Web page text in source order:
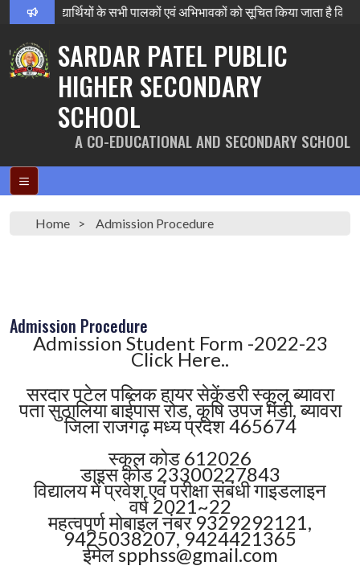
घोषणा विद्यार्थियों के सभी पालकों एवं अभिभावकों को सूचित किया
SARDAR PATEL PUBLIC
HIGHER SECONDARY
SCHOOL
A CO-EDUCATIONAL AND SECONDARY SCHOOL
Home Admission Procedure
Admission Procedure
Admission Student Form -2022-23
Click Here..
सरदार पटेल पब्लिक हायर सेकेंडरी स्कूल ब्यावरा
पता सुठालिया बाईपास रोड, कृषि उपज मंडी, ब्यावरा
जिला राजगढ़ मध्य प्रदेश 465674
स्कूल कोड 612026
डाइस कोड 23300227843
विद्यालय में प्रवेश एवं परीक्षा संबंधी गाइडलाइन
वर्ष 2021~22
महत्वपूर्ण मोबाइल नंबर 9329292121,
9425038207, 9424421365
ईमेलspphss@gmail.com